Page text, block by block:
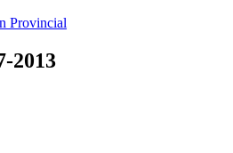
Provincial
2013